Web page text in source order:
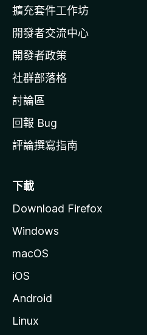
a
官
網
擴充套件工作坊
開發者交流中心
開發者政策
社群部落格
討論區
回報 Bug
評論撰寫指南
下載
Download Firefox
Windows
macOS
iOS
Android
Linux